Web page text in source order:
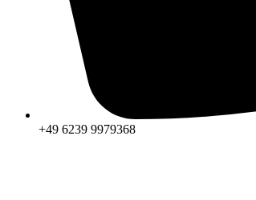
+49 6239 9979368